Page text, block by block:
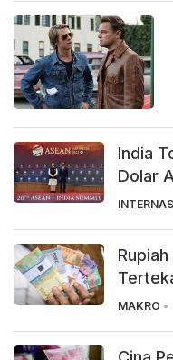
India
Dolar
MAKRO •